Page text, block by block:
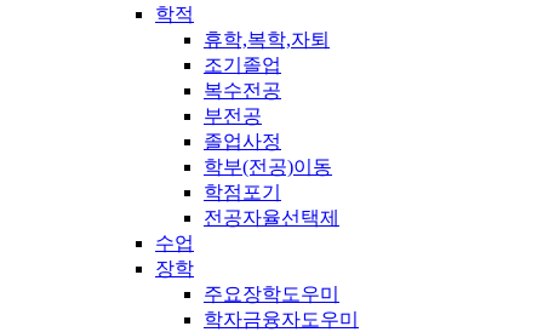
학적
휴학,복학,자퇴
조기졸업
복수전공
부전공
졸업사정
학부(전공)이동
학점포기
전공자율선택제
수업
장학
주요장학도우미
학자금융자도우미